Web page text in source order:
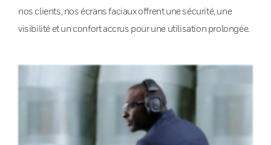
nos clients, nos écrans faciaux offrent une sécurité, une
visibilité et un confort accrus pour une utilisation prolongée.